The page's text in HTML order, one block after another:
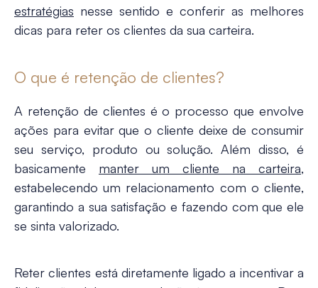
estratégias nesse sentido e conferir as melhores
dicas para reter os clientes da sua carteira.
O que é retenção de clientes?
A retenção de clientes é o processo que envolve
ações para evitar que o cliente deixe de consumir
seu serviço, produto ou solução. Além disso, é
basicamente manter um cliente na carteira,
estabelecendo um relacionamento com o cliente,
garantindo a sua satisfação e fazendo com que ele
se sinta valorizado.
Reter clientes está diretamente ligado a incentivar a